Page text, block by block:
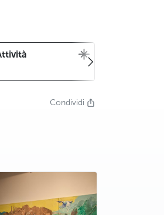
Condividi